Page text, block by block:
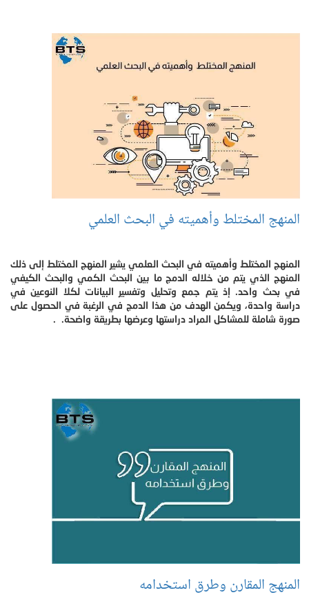
المنهج المختلط وأهميته في البحث العلمي
المنهج المختلط وأهميته في البحث العلمي يشير المنهج المختلط إلى ذلك
المنهج الذي يتم من خلاله الدمج ما بين البحث الكمي والبحث الكيفي
في بحث واحد. إذ يتم جمع وتحليل وتفسير البيانات لكلا النوعين في
دراسة واحدة، ويكمن الهدف من هذا الدمج في الرغبة في الحصول على
صورة شاملة للمشاكل المراد دراستها وعرضها بطريقة واضحة. .
المنهج المقارن وطرق استخدامه